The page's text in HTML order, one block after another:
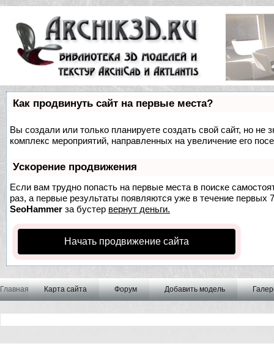
Как продвинуть сайт на первые места?
Вы создали или только планируете создать свой сайт, но не
комплекс мероприятий, направленных на увеличение его
Ускорение продвижения
Если вам трудно попасть на первые места в поиске
раз, а первые результаты появляются уже в течение первых
SeoHammer за бустер вернут деньги.
Начать продвижение сайта
Главная Карта сайта Форум Добавить модель